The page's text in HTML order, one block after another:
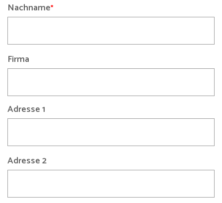
Nachname
Firma
Adresse 1
Adresse 2